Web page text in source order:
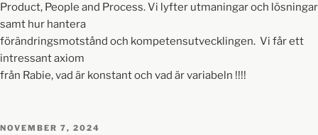
Product, People and Process. Vi lyfter utmaningar och lösningar
samt hur hantera
förändringsmotstånd och kompetensutvecklingen. Vi får ett
intressant axiom
från Rabie, vad är konstant och vad är variabeln !!!!
NOVEMBER 7, 2024